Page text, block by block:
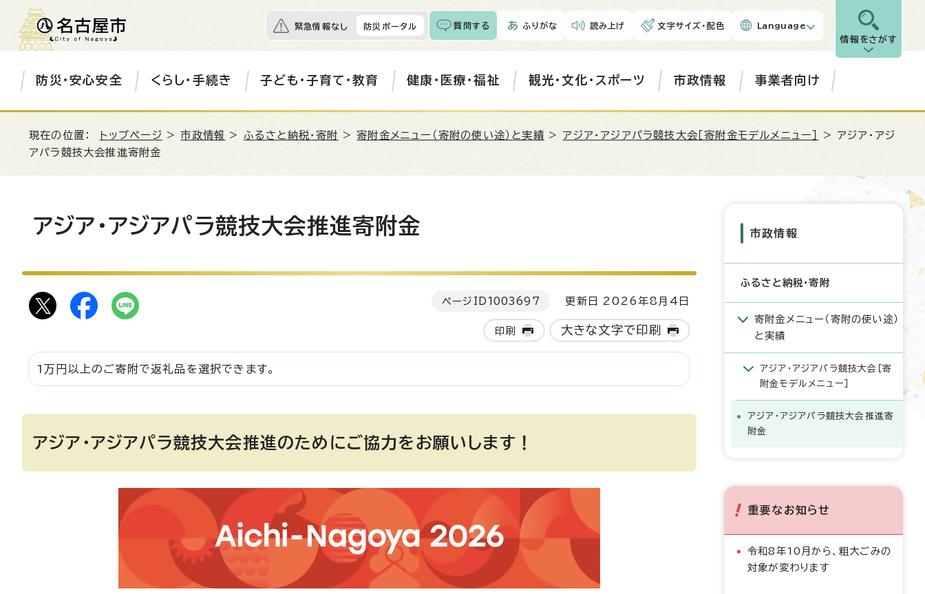
緊急情報なし 防災ポータル 質問する ふりがな 読み上げ 文字サイズ・配色 Language
情報をさがす
防災・安心安全 くらし・手続き 子ども・子育て・教育 健康・医療・福祉 観光・文化・スポーツ 市政情報 事業者向け
現在の位置： トップページ >市政情報 > ふるさと納税・寄附 >寄附金メニュー（寄附の使い途）と実績 > アジア・アジアパラ競技大会［寄附金モデルメニュー］
> アジア・アジ
アパラ競技大会推進寄附金
アジア・アジアパラ競技大会推進寄附金
ページID 1003697 更新日 2026年8月4日
印刷 大きな文字で印刷
1万円以上のご寄附で返礼品を選択できます。
アジア・アジアパラ競技大会推進のためにご協力をお願いします！
市政情報
ふるさと納税・寄附
寄附金メニュー（寄附の使い途）
と実績
アジア・アジアパラ競技大会［寄
附金モデルメニュー］
アジア・アジアパラ競技大会推進寄
附金
重要なお知らせ
令和8年10月から、粗大ごみの
対象が変わります